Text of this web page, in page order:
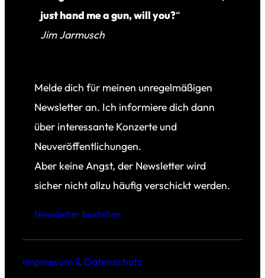
just hand me a gun, will you?“
Jim Jarmusch
Melde dich für meinen unregelmäßigen
Newsletter an. Ich informiere dich dann
über interessante Konzerte und
Neuveröffentlichungen.
Aber keine Angst, der Newsletter wird
sicher nicht allzu häufig verschickt werden.
Newsletter bestellen
Impressum & Datenschutz